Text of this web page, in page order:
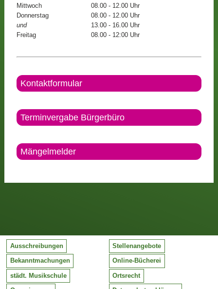
Mittwoch
08.00 - 12.00 Uhr
Donnerstag
08.00 - 12.00 Uhr
und
13.00 - 16.00 Uhr
Freitag
08.00 - 12:00 Uhr
Kontaktformular
Terminvergabe Bürgerbüro
Mängelmelder
Ausschreibungen Stellenangebote
Bekanntmachungen Online-Bücherei
städt. Musikschule Ortsrecht